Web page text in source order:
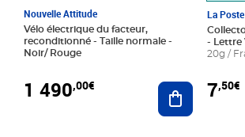
Nouvelle Attitude
Vélo électrique du facteur,
reconditionné - Taille normale -
Noir/ Rouge
1 490,00€ Ajouter au
La Poste
- Lettre
20g /
7,50€